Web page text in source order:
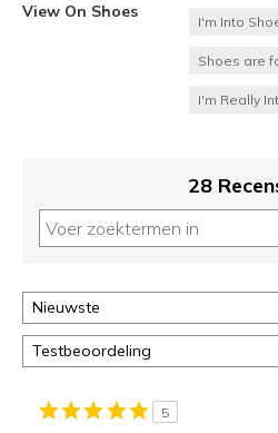
View On Shoes
I'm Into
Shoes are
I'm Really
28
5